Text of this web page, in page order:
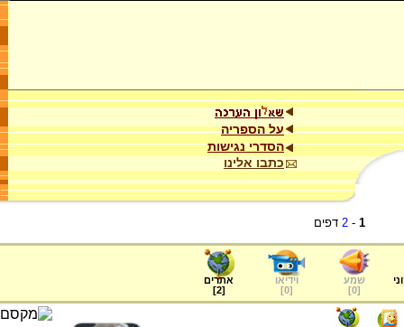
על הספריה
הסדרי נגישות
כתבו אלינו
1
-
2 דפים
שמע
[
0
]
וידיאו
[
0
]
אתרים
[
2
]